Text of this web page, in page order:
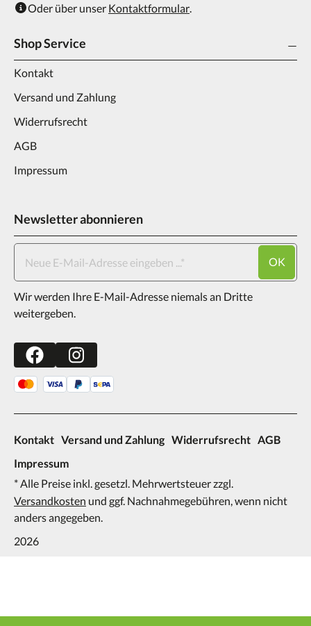
Oder über unser Kontaktformular.
Shop Service
Kontakt
Versand und Zahlung
Widerrufsrecht
AGB
Impressum
Newsletter abonnieren
OK
Wir werden Ihre E-Mail-Adresse niemals an Dritte
weitergeben.
Kontakt Versand und Zahlung Widerrufsrecht AGB
Impressum
* Alle Preise inkl. gesetzl. Mehrwertsteuer zzgl.
Versandkosten und ggf. Nachnahmegebühren, wenn nicht
anders angegeben.
2026